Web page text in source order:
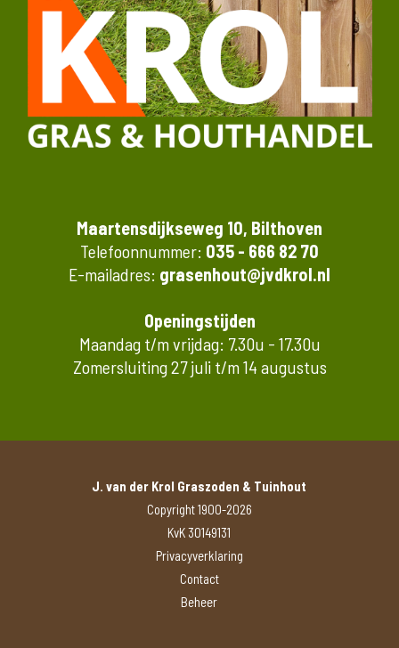
Maartensdijkseweg 10, Bilthoven
Telefoonnummer: 035 - 666 82 70
E-mailadres: grasenhout@jvdkrol.nl
Openingstijden
Maandag t/m vrijdag: 7.30u - 17.30u
Zomersluiting 27 juli t/m 14 augustus
J. van der Krol Graszoden & Tuinhout
Copyright 1900-2026
KvK 30149131
Privacyverklaring
Contact
Beheer